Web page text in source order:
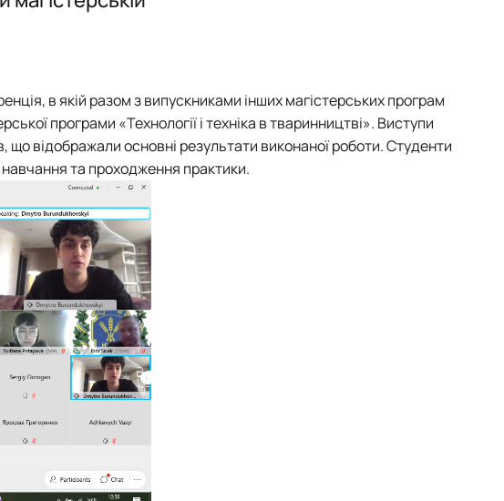
гурток «Інженерія та охорона праці в біоенергетиці»
гурток «Монтажник»
гурток «Механізація тваринництва»
гурток «Охорона праці в харчових технологіях»
в якій разом з випускниками інших магістерських програм
програми «Технології і техніка в тваринництві». Виступи
що відображали основні результати виконаної роботи. Студенти
навчання та проходження практики.